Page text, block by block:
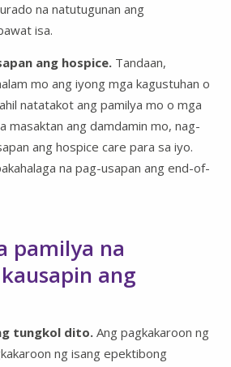
na natutugunan ang
isa.
ang hospice. Tandaan,
mo ang iyong mga kagustuhan o
natatakot ang pamilya mo o mga
masaktan ang damdamin mo, nag-
ang hospice care para sa iyo.
na pag-usapan ang end-of-
pamilya na
ang
tungkol dito. Ang pagkakaroon ng
ng isang epektibong